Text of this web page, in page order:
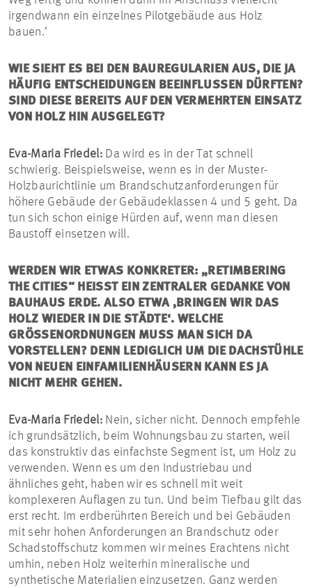
irgendwann ein einzelnes Pilotgebäude aus Holz
bauen.‘
WIE SIEHT ES BEI DEN BAUREGULARIEN AUS, DIE JA
HÄUFIG ENTSCHEIDUNGEN BEEINFLUSSEN DÜRFTEN?
SIND DIESE BEREITS AUF DEN VERMEHRTEN EINSATZ
VON HOLZ HIN AUSGELEGT?
Eva-Maria Friedel:Da wird es in der Tat schnell
schwierig. Beispielsweise, wenn es in der Muster-
Holzbaurichtlinie um Brandschutzanforderungen für
höhere Gebäude der Gebäudeklassen 4 und 5 geht. Da
tun sich schon einige Hürden auf, wenn man diesen
Baustoff einsetzen will.
WERDEN WIR ETWAS KONKRETER: „RETIMBERING
THE CITIES“ HEISST EIN ZENTRALER GEDANKE VON B
AUHAUS ERDE. ALSO ETWA ‚BRINGEN WIR DAS H
OLZ WIEDER IN DIE STÄDTE‘. WELCHE G
RÖSSENORDNUNGEN MUSS MAN SICH DA VO
RSTELLEN? DENN LEDIGLICH UM DIE DACHSTÜHLE VO
N NEUEN EINFAMILIENHÄUSERN KANN ES JA NI
CHT MEHR GEHEN.
Eva-Maria Friedel:Nein, sicher nicht. Dennoch empfehle
ich grundsätzlich, beim Wohnungsbau zu starten, weil
das konstruktiv das einfachste Segment ist, um Holz zu
verwenden. Wenn es um den Industriebau und
ähnliches geht, haben wir es schnell mit weit
komplexeren Auflagen zu tun. Und beim Tiefbau gilt das
erst recht. Im erdberührten Bereich und bei Gebäuden
mit sehr hohen Anforderungen an Brandschutz oder
Schadstoffschutz kommen wir meines Erachtens nicht
umhin, neben Holz weiterhin mineralische und
synthetische Materialien einzusetzen. Ganz werden